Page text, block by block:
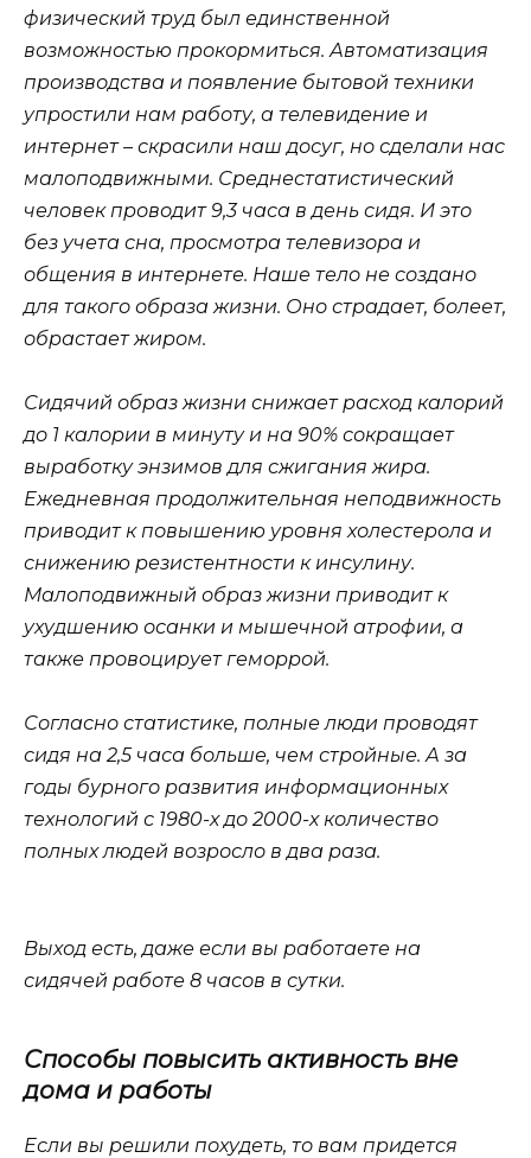
физический труд был единственной
возможностью прокормиться. Автоматизация
производства и появление бытовой техники
упростили нам работу, а телевидение и
интернет – скрасили наш досуг, но сделали нас
малоподвижными. Среднестатистический
человек проводит 9,3 часа в день сидя. И это
без учета сна, просмотра телевизора и
общения в интернете. Наше тело не создано
для такого образа жизни. Оно страдает, болеет,
обрастает жиром.
Сидячий образ жизни снижает расход калорий
до 1 калории в минуту и на 90% сокращает
выработку энзимов для сжигания жира.
Ежедневная продолжительная неподвижность
приводит к повышению уровня холестерола и
снижению резистентности к инсулину.
Малоподвижный образ жизни приводит к
ухудшению осанки и мышечной атрофии, а
также провоцирует геморрой.
Согласно статистике, полные люди проводят
сидя на 2,5 часа больше, чем стройные. А за
годы бурного развития информационных
технологий с 1980-х до 2000-х количество
полных людей возросло в два раза.
Выход есть, даже если вы работаете на
сидячей работе 8 часов в сутки.
Способы повысить активность вне
дома и работы
Если вы решили похудеть, то вам придется